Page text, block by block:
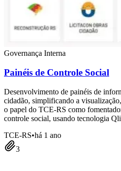
Governança Interna
Painéis de Controle Social
Desenvolvimento de painéis de
cidadão, simplificando a
o papel do TCE-RS como
controle social, usando tecnologia
TCE-RS•há 1 ano
3